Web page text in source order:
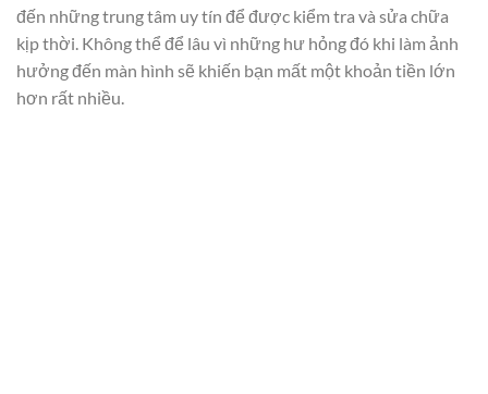
đến những trung tâm uy tín để được kiểm tra và sửa chữa
kịp thời. Không thể để lâu vì những hư hỏng đó khi làm ảnh
hưởng đến màn hình sẽ khiến bạn mất một khoản tiền lớn
hơn rất nhiều.